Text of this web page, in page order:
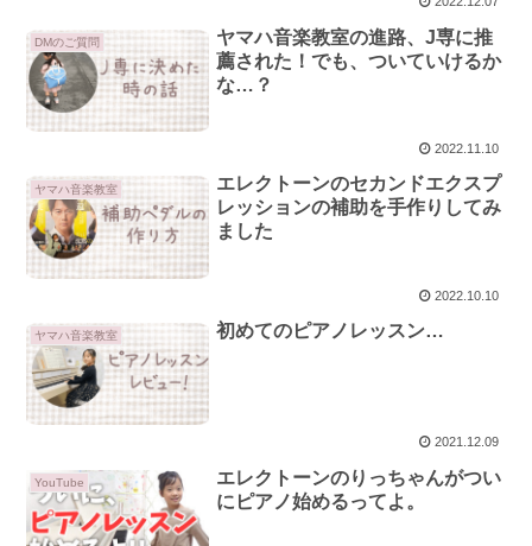
DMのご質問
ヤマハ音楽教室の進路、J専に推
薦された！でも、ついていけるか
な…？
2022.11.10
ヤマハ音楽教室
エレクトーンのセカンドエクスプ
レッションの補助を手作りしてみ
ました
2022.10.10
ヤマハ音楽教室 初めてのピアノレッスン…
2021.12.09
YouTube
エレクトーンのりっちゃんがつい
にピアノ始めるってよ。